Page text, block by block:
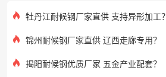
牡丹江耐候钢厂家直供 支持异形加工？
锦州耐候钢厂家直供 辽西走廊专用？
揭阳耐候钢优质厂家 五金产业配套？